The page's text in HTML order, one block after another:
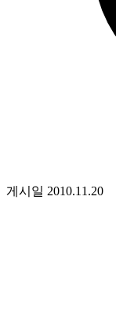
게시일 2010.11.20